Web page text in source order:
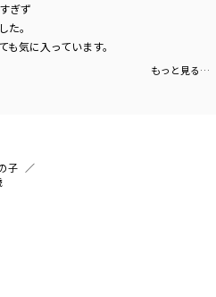
ぎず
た。
気に入っています。
もっと見る…
子
ト